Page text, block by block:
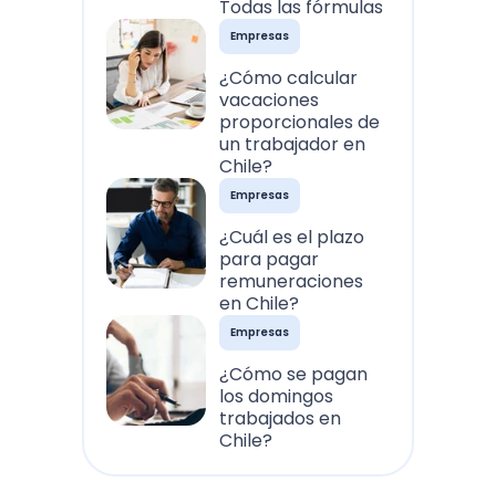
Todas las fórmulas
Empresas
¿Cómo calcular
vacaciones
proporcionales de
un trabajador en
Chile?
Empresas
¿Cuál es el plazo
para pagar
remuneraciones
en Chile?
Empresas
¿Cómo se pagan
los domingos
trabajados en
Chile?